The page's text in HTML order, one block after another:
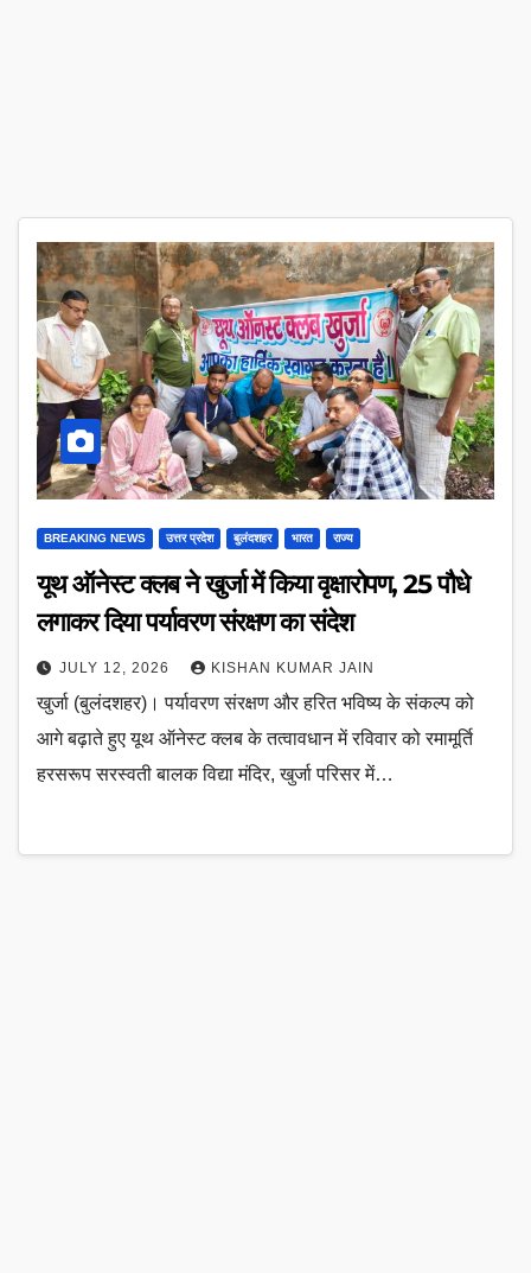
BREAKING NEWS उत्तर प्रदेश बुलंदशहर भारत राज्य
यूथ ऑनेस्ट क्लब ने खुर्जा में किया वृक्षारोपण, 25 पौधे
लगाकर दिया पर्यावरण संरक्षण का संदेश
JULY 12, 2026 KISHAN KUMAR JAIN
खुर्जा (बुलंदशहर)। पर्यावरण संरक्षण और हरित भविष्य के संकल्प को
आगे बढ़ाते हुए यूथ ऑनेस्ट क्लब के तत्वावधान में रविवार को रमामूर्ति
हरसरूप सरस्वती बालक विद्या मंदिर, खुर्जा परिसर में…